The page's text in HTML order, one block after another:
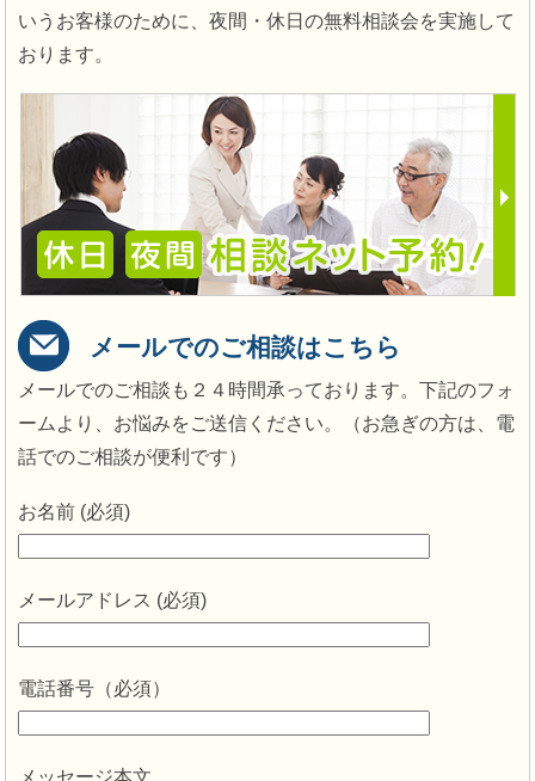
いうお客様のために、夜間・休日の無料相談会を実施して
おります。
メールでのご相談はこちら
メールでのご相談も２４時間承っております。下記のフォ
ームより、お悩みをご送信ください。（お急ぎの方は、電
話でのご相談が便利です）
お名前 (必須)
メールアドレス (必須)
電話番号（必須）